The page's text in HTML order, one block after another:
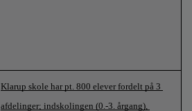
Klarup skole har pt. 800 elever fordelt på 3
afdelinger; indskolingen (0.-3. årgang),